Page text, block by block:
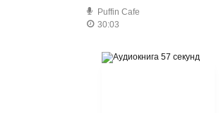
Puffin Cafe
30:03